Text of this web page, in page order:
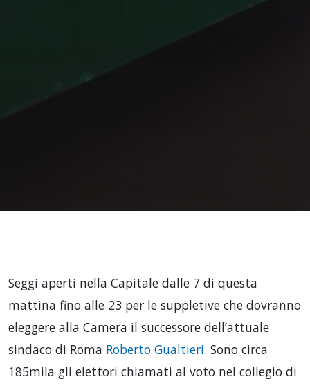
Seggi aperti nella Capitale dalle 7 di questa
mattina fino alle 23 per le suppletive che dovranno
eleggere alla Camera il successore dell’attuale
sindaco di Roma Roberto Gualtieri. Sono circa
185mila gli elettori chiamati al voto nel collegio di